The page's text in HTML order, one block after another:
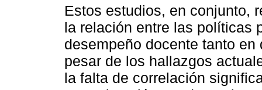
Estos estudios, en conjunto,
la relación entre las políticas
desempeño docente tanto
pesar de los hallazgos
la falta de correlación